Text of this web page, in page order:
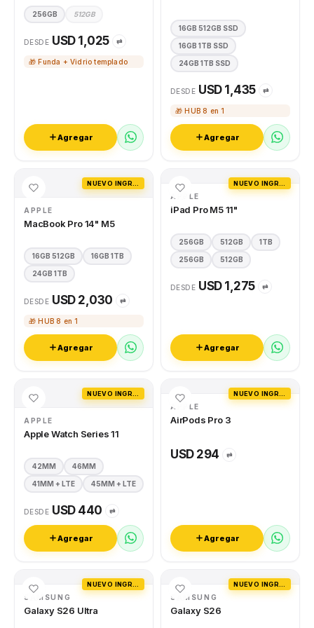
256GB 512GB
DESDE USD 1,025 ⇄
🎁 Funda + Vidrio templado
Agregar
16GB 512GB SSD
16GB 1TB SSD
24GB 1TB SSD
DESDE USD 1,435 ⇄
🎁 HUB 8 en 1
Agregar
APPLE
MacBook Pro 14" M5
16GB 512GB 16GB 1TB
24GB 1TB
DESDE USD 2,030 ⇄
🎁 HUB 8 en 1
Agregar
APPLE
iPad Pro M5 11"
256GB 512GB 1TB
256GB 512GB
DESDE USD 1,275 ⇄
Agregar
APPLE
Apple Watch Series 11
42MM 46MM
41MM + LTE 45MM + LTE
DESDE USD 440 ⇄
Agregar
APPLE
AirPods Pro 3
USD 294 ⇄
Agregar
SAMSUNG
Galaxy S26 Ultra
SAMSUNG
Galaxy S26